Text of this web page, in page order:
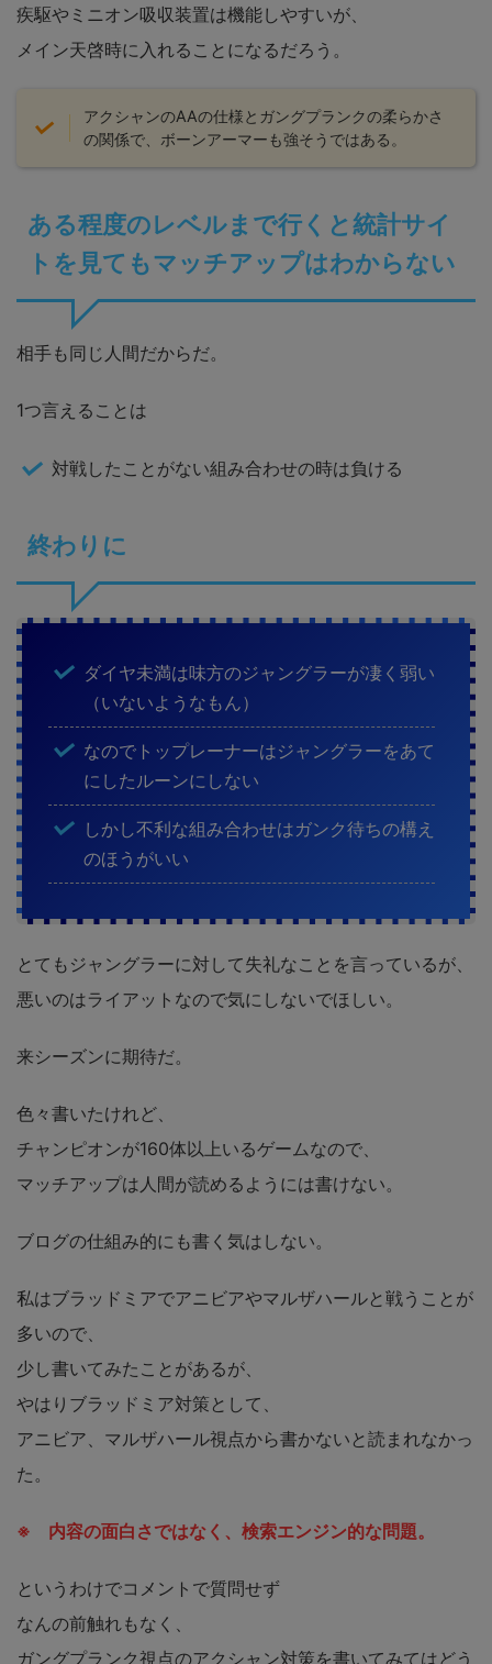
疾駆やミニオン吸収装置は機能しやすいが、
メイン天啓時に入れることになるだろう。
アクシャンのAAの仕様とガングプランクの柔らかさ
の関係で、ボーンアーマーも強そうではある。
ある程度のレベルまで行くと統計サイ
トを見てもマッチアップはわからない
相手も同じ人間だからだ。
1つ言えることは
対戦したことがない組み合わせの時は負ける
終わりに
ダイヤ未満は味方のジャングラーが凄く弱い
（いないようなもん）
なのでトップレーナーはジャングラーをあて
にしたルーンにしない
しかし不利な組み合わせはガンク待ちの構え
のほうがいい
とてもジャングラーに対して失礼なことを言っているが、
悪いのはライアットなので気にしないでほしい。
来シーズンに期待だ。
色々書いたけれど、
チャンピオンが160体以上いるゲームなので、
マッチアップは人間が読めるようには書けない。
ブログの仕組み的にも書く気はしない。
私はブラッドミアでアニビアやマルザハールと戦うことが
多いので、
少し書いてみたことがあるが、
やはりブラッドミア対策として、
アニビア、マルザハール視点から書かないと読まれなかっ
た。
※ 内容の面白さではなく、 検索エンジン的な問題。
というわけでコメントで質問せず
なんの前触れもなく、
ガングプランク視点のアクシャン対策を書いてみてはどう